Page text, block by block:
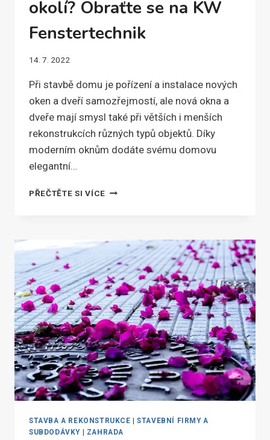
okolí? Obraťte se na KW
Fenstertechnik
14. 7. 2022
Při stavbě domu je pořízení a instalace nových
oken a dveří samozřejmostí, ale nová okna a
dveře mají smysl také při větších i menších
rekonstrukcích různých typů objektů. Díky
moderním oknům dodáte svému domovu
elegantní…
PŘEČTĚTE SI VÍCEPOTŘEBUJETE
A
OKOLÍ?
OBRAŤTE
SE
NA
KW
FENSTERTECHNIK
STAVBA A REKONSTRUKCE |STAVEBNÍ FIRMY A
SUBDODÁVKY| ZAHRADA